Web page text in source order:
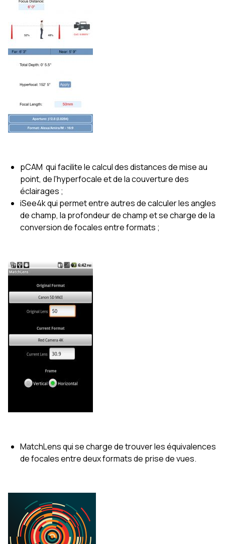
pCAM qui facilite le calcul des distances de mise au
point, de l'hyperfocale et de la couverture des
éclairages ;
iSee4k qui permet entre autres de calculer les angles
de champ, la profondeur de champ et se charge de la
conversion de focales entre formats ;
MatchLens qui se charge de trouver les équivalences
de focales entre deux formats de prise de vues.